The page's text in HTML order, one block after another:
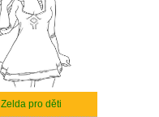
Zelda pro děti